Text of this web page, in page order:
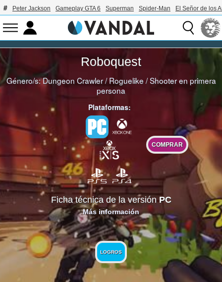
Peter Jackson Gameplay GTA 6 Superman Spider-Man El Señor de los
Roboquest
Género/s:Dungeon Crawler/Roguelike/Shooter en primera
persona
Plataformas:
COMPRAR
Ficha técnica de la versión PC
Más información
LOGROS